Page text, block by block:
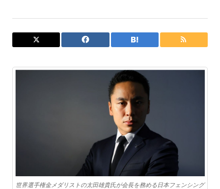
世界選手権金メダリストの太田雄貴氏が会長を務める日本フェンシング